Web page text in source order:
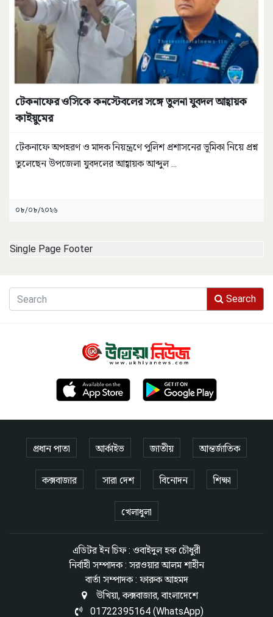
টেকনাফের ওসিকে কনস্টেবলের সঙ্গে তুলনা যুবদল আহ্বায়ক
কাইয়ুমের
টেকনাফে অপহরণ ও মাদক নিয়ন্ত্রণে পুলিশ প্রশাসনের ভূমিকা নিয়ে প্রশ্ন
তুলেছেন উপজেলা যুবদলের আহ্বায়ক আব্দুল...
০৮/০৮/২০২৬
Single Page Footer
Search
প্রধান পাতা আর্কাইভ জাতীয় আন্তর্জাতিক
কক্সবাজার সারা দেশ বিনোদন শিক্ষা
খেলাধুলা
এডিটর ইন চিফ : ওবাইদুল হক চৌধুরী
নির্বাহী সম্পাদক : সরওয়ার আলম শাহীন
বার্তা সম্পাদক : ফারুক আহমদ
উখিয়া, কক্সবাজার, বাংলাদেশে
01722395164 (WhatsApp)